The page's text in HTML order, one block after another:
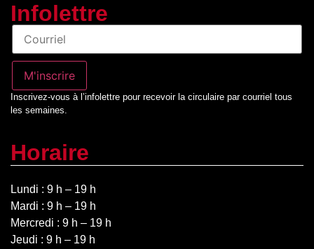
Infolettre
Infolettre
M'inscrire
Inscrivez-vous à l’infolettre pour recevoir la circulaire par courriel tous
les semaines.
Horaire
Lundi : 9 h – 19 h
Mardi : 9 h – 19 h
Mercredi : 9 h – 19 h
Jeudi : 9 h – 19 h